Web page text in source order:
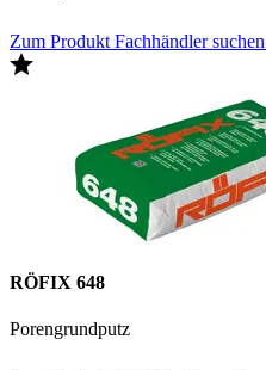
Zum Produkt Fachhändler suchen
RÖFIX 648
Porengrundputz